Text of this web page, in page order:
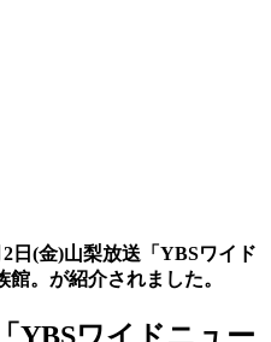
2日(金)山梨放送「YBSワイド
。が紹介されました。
YBSワイドニュー